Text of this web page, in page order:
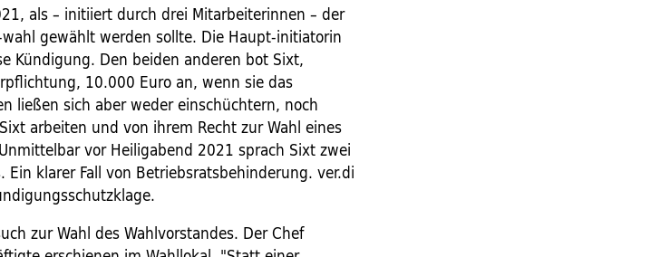
als – initiiert durch drei Mitarbeiterinnen – der
gewählt werden sollte. Die Haupt-initiatorin
Kündigung. Den beiden anderen bot Sixt,
10.000 Euro an, wenn sie das
ließen sich aber weder einschüchtern, noch
arbeiten und von ihrem Recht zur Wahl eines
vor Heiligabend 2021 sprach Sixt zwei
klarer Fall von Betriebsratsbehinderung. ver.di
zur Wahl des Wahlvorstandes. Der Chef